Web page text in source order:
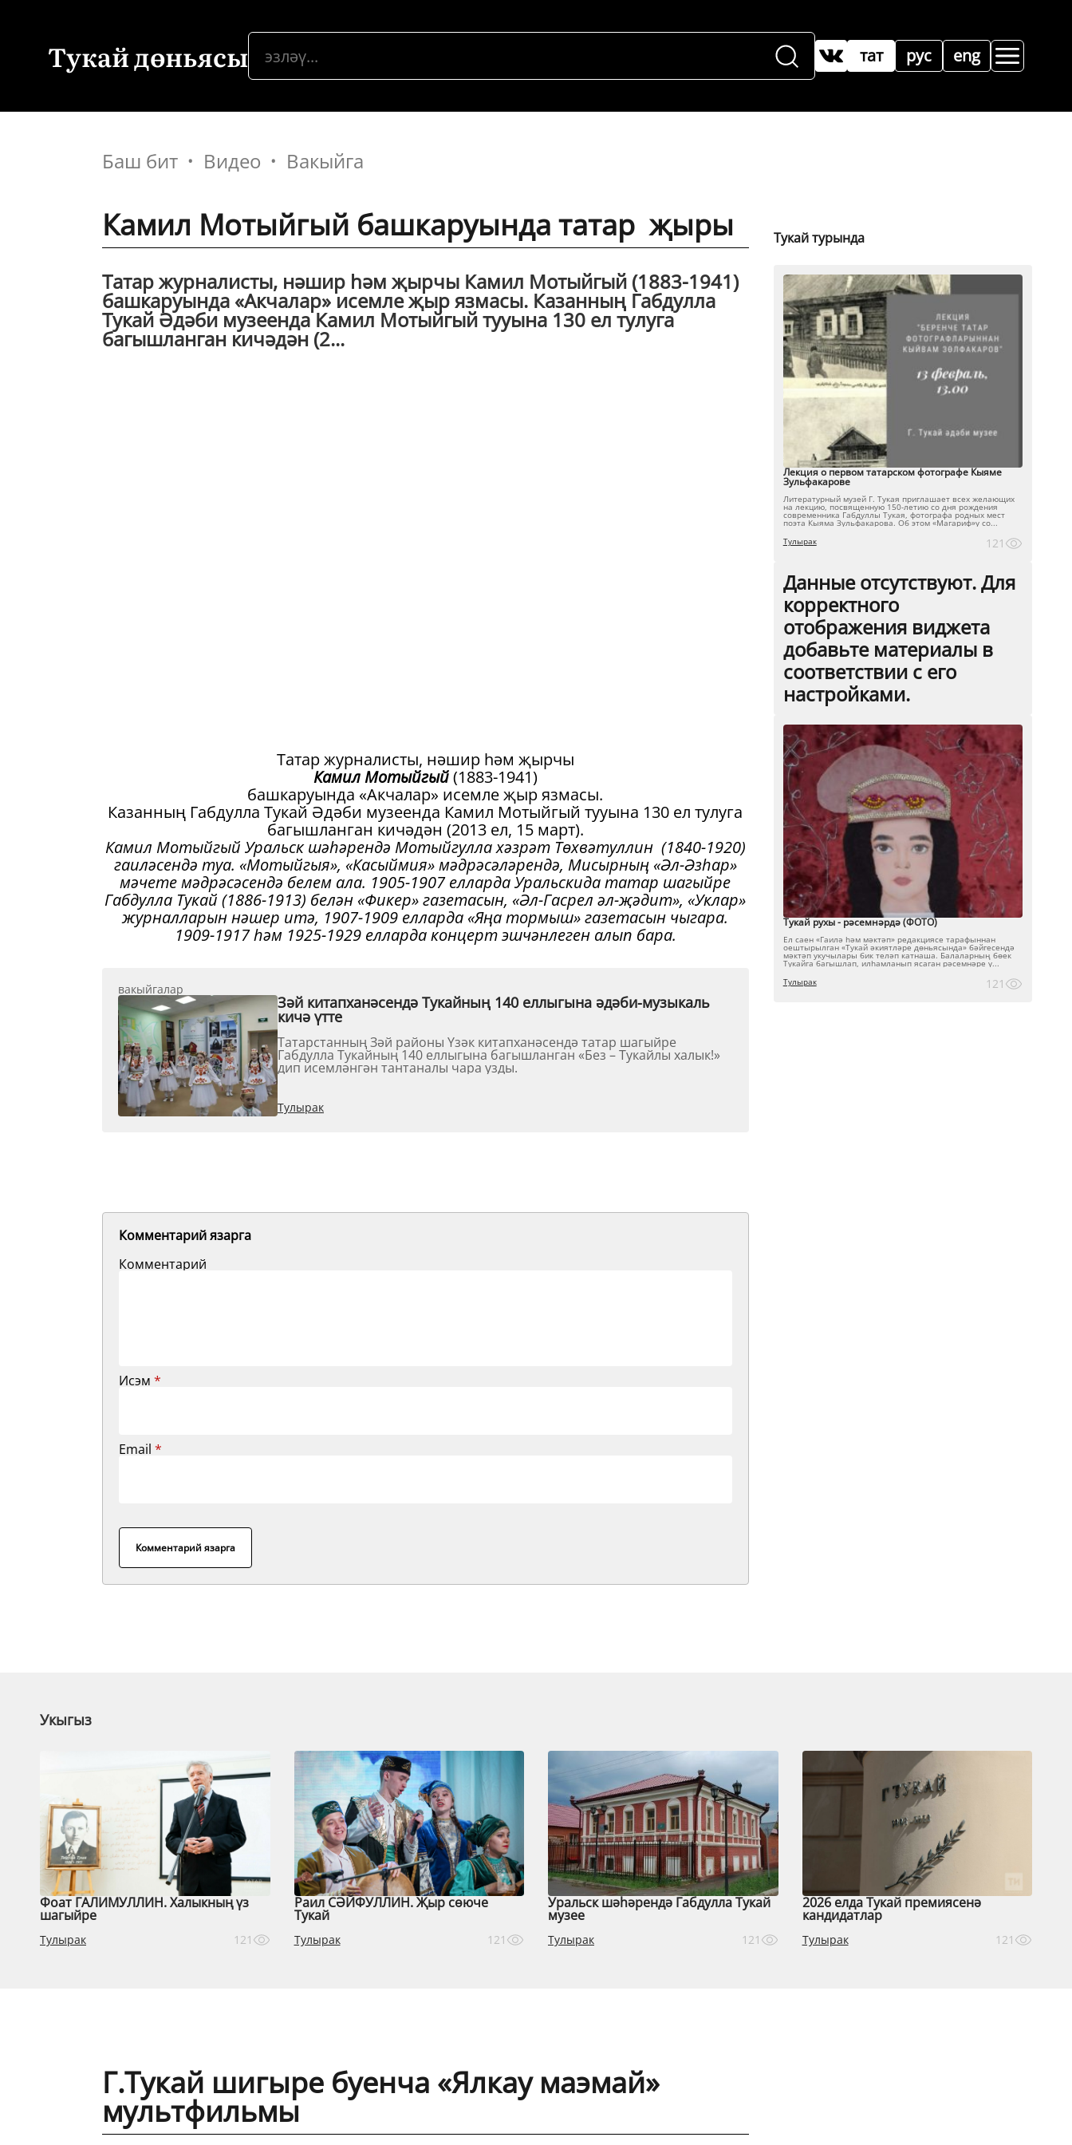
Тукай дөньясы рус
тат eng
Баш бит Видео Вакыйга
Камил Мотыйгый башкаруында татар җыры
Татар журналисты, нәшир һәм җырчы Камил Мотыйгый (1883-1941)
башкаруында «Акчалар» исемле җыр язмасы. Казанның Габдулла
Тукай Әдәби музеенда Камил Мотыйгый тууына 130 ел тулуга
багышланган кичәдән (2...
Татар журналисты, нәшир һәм җырчы
Камил Мотыйгый(1883-1941)
башкаруында «Акчалар» исемле җыр язмасы.
Казанның Габдулла Тукай Әдәби музеенда Камил Мотыйгый тууына 130 ел тулуга
багышланган кичәдән (2013 ел, 15 март).
Камил Мотыйгый Уральск шәһәрендә Мотыйгулла хәзрәт Төхвәтуллин (1840-1920)
гаиләсендә туа. «Мотыйгыя», «Касыймия» мәдрәсәләрендә, Мисырның «Әл-Әзһар»
мәчете мәдрәсәсендә белем ала. 1905-1907 елларда Уральскида татар шагыйре
Габдулла Тукай (1886-1913) белән «Фикер» газетасын, «Әл-Гасрел әл-җәдит», «Уклар»
журналларын нәшер итә, 1907-1909 елларда «Яңа тормыш» газетасын чыгара.
1909-1917 һәм 1925-1929 елларда концерт эшчәнлеген алып бара.
вакыйгалар
Зәй китапханәсендә Тукайның 140 еллыгына әдәби-музыкаль
кичә үтте
Татарстанның Зәй районы Үзәк китапханәсендә татар шагыйре
Габдулла Тукайның 140 еллыгына багышланган «Без – Тукайлы халык!»
дип исемләнгән тантаналы чара узды.
Тулырак
Комментарий язарга
Комментарий
Исэм *
Email *
Комментарий язарга
Тукай турында
Лекция о первом татарском фотографе Кыяме
Зульфакарове
Литературный музей Г. Тукая приглашает всех желающих
на лекцию, посвященную 150-летию со дня рождения
современника Габдуллы Тукая, фотографа родных мест
поэта Кыяма Зульфакарова. Об этом «Магариф»у со...
Тулырак
121
Данные отсутствуют. Для
корректного
отображения виджета
добавьте материалы в
соответствии с его
настройками.
Тукай рухы - рәсемнәрдә (ФОТО)
Ел саен «Гаилә һәм мәктәп» редакциясе тарафыннан
оештырылган «Тукай әкиятләре дөньясында» бәйгесендә
мәктәп укучылары бик теләп катнаша. Балаларның бөек
Тукайга багышлап, илһамланып ясаган рәсемнәре ү...
Тулырак
121
Укыгыз
Фоат ГАЛИМУЛЛИН. Халыкның үз
шагыйре
Тулырак 121
Раил СӘЙФУЛЛИН. Җыр сөюче
Тукай
Тулырак 121
Уральск шәһәрендә Габдулла Тукай
музее
Тулырак 121
2026 елда Тукай премиясенә
кандидатлар
Тулырак 121
Г.Тукай шигыре буенча «Ялкау маэмай»
мультфильмы